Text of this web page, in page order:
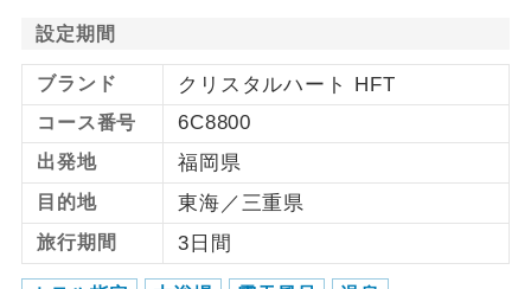
設定期間
ブランド クリスタルハート HFT
コース番号 6C8800
出発地 福岡県
目的地 東海／三重県
旅行期間 3日間
ご夫婦限定
女性限定
女性限定でご参加いただけるコースで
す。
年齢制限あり
ご参加にあたり年齢に制限があるコース
です。
航空会社指定
利用航空会社が指定なので、ご出発の計
画にとても便利です。